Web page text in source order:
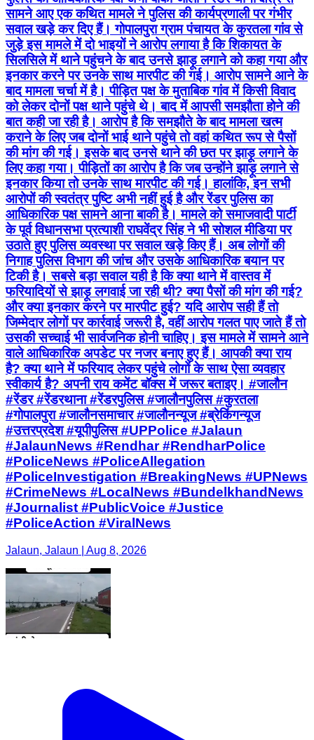
सामने आए एक कथित मामले ने पुलिस की कार्यप्रणाली पर गंभीर
सवाल खड़े कर दिए हैं। गोपालपुरा ग्राम पंचायत के कुरतला गांव से
जुड़े इस मामले में दो भाइयों ने आरोप लगाया है कि शिकायत के
सिलसिले में थाने पहुंचने के बाद उनसे झाड़ू लगाने को कहा गया और
इनकार करने पर उनके साथ मारपीट की गई। आरोप सामने आने के
बाद मामला चर्चा में है। पीड़ित पक्ष के मुताबिक गांव में किसी विवाद
को लेकर दोनों पक्ष थाने पहुंचे थे। बाद में आपसी समझौता होने की
बात कही जा रही है। आरोप है कि समझौते के बाद मामला खत्म
कराने के लिए जब दोनों भाई थाने पहुंचे तो वहां कथित रूप से पैसों
की मांग की गई। इसके बाद उनसे थाने की छत पर झाड़ू लगाने के
लिए कहा गया। पीड़ितों का आरोप है कि जब उन्होंने झाड़ू लगाने से
इनकार किया तो उनके साथ मारपीट की गई। हालांकि, इन सभी
आरोपों की स्वतंत्र पुष्टि अभी नहीं हुई है और रेंडर पुलिस का
आधिकारिक पक्ष सामने आना बाकी है। मामले को समाजवादी पार्टी
के पूर्व विधानसभा प्रत्याशी राघवेंद्र सिंह ने भी सोशल मीडिया पर
उठाते हुए पुलिस व्यवस्था पर सवाल खड़े किए हैं। अब लोगों की
निगाह पुलिस विभाग की जांच और उसके आधिकारिक बयान पर
टिकी है। सबसे बड़ा सवाल यही है कि क्या थाने में वास्तव में
फरियादियों से झाड़ू लगवाई जा रही थी? क्या पैसों की मांग की गई?
और क्या इनकार करने पर मारपीट हुई? यदि आरोप सही हैं तो
जिम्मेदार लोगों पर कार्रवाई जरूरी है, वहीं आरोप गलत पाए जाते हैं तो
उसकी सच्चाई भी सार्वजनिक होनी चाहिए। इस मामले में सामने आने
वाले आधिकारिक अपडेट पर नजर बनाए हुए हैं। आपकी क्या राय
है? क्या थाने में फरियाद लेकर पहुंचे लोगों के साथ ऐसा व्यवहार
स्वीकार्य है? अपनी राय कमेंट बॉक्स में जरूर बताइए। #जालौन
#रेंडर #रेंडरथाना #रेंडरपुलिस #जालौनपुलिस #कुरतला
#गोपालपुरा #जालौनसमाचार #जालौनन्यूज #ब्रेकिंगन्यूज
#उत्तरप्रदेश #यूपीपुलिस #UPPolice #Jalaun
#JalaunNews #Rendhar #RendharPolice
#PoliceNews #PoliceAllegation
#PoliceInvestigation #BreakingNews #UPNews
#CrimeNews #LocalNews #BundelkhandNews
#Journalist #PublicVoice #Justice
#PoliceAction #ViralNews
Jalaun, Jalaun | Aug 8, 2026